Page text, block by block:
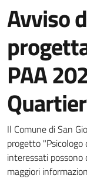
Avviso
PAA
Dettagli
Il Comune di San
progetto "Psicologo
interessati
maggiori